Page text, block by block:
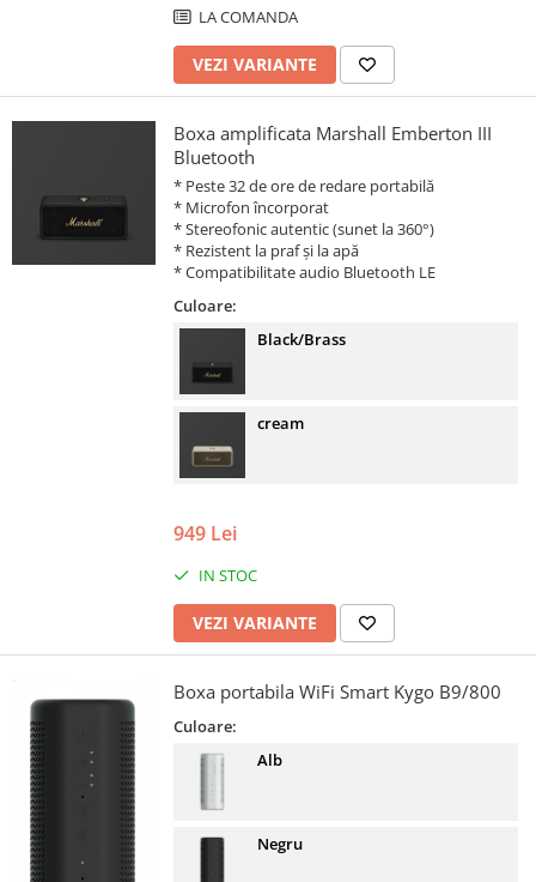
LA COMANDA
VEZI VARIANTE
Boxa amplificata Marshall Emberton III
Bluetooth
* Peste 32 de ore de redare portabilă
* Microfon încorporat
* Stereofonic autentic (sunet la 360°)
* Rezistent la praf și la apă
* Compatibilitate audio Bluetooth LE
Culoare:
Black/Brass
cream
949 Lei
IN STOC
VEZI VARIANTE
Boxa portabila WiFi Smart Kygo B9/800
Culoare:
Alb
Negru